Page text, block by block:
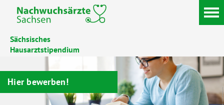
Sächsisches
Hausarztstipendium
Hier bewerben!